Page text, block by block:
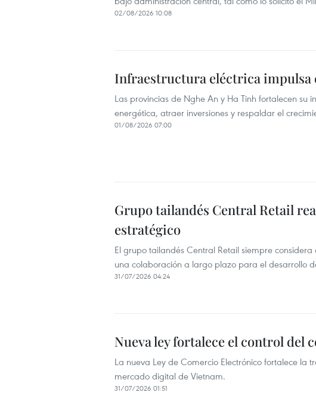
02/08/2026 10:08
Infraestructura eléctrica impulsa
Las provincias de Nghe An y Ha Tinh fortalecen
energética, atraer inversiones y respaldar el
01/08/2026 07:00
Grupo tailandés Central Retail
estratégico
El grupo tailandés Central Retail siempre
una colaboración a largo plazo para el desarrollo
31/07/2026 04:24
Nueva ley fortalece el control del
La nueva Ley de Comercio Electrónico fortalece
mercado digital de Vietnam.
31/07/2026 01:51